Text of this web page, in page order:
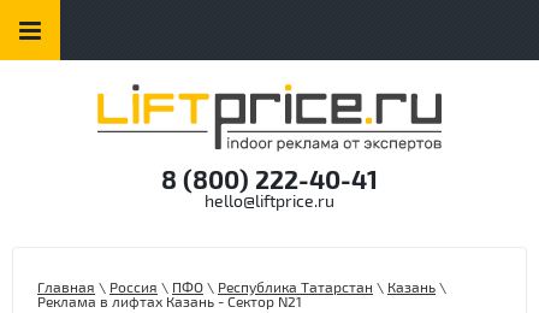
8 (800) 222-40-41
hello@liftprice.ru
Главная \ Россия \ ПФО \ Республика Татарстан \ Казань \
Реклама в лифтах Казань - Сектор N21